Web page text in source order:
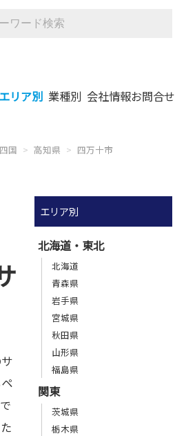
エリア別 業種別 会社情報お問合せ
四国 高知県 四万十市
エリア別
北海道・東北
北海道
青森県
岩手県
宮城県
秋田県
山形県
福島県
関東
茨城県
栃木県